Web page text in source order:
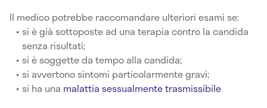
Il medico potrebbe raccomandare ulteriori esami se:
si è già sottoposte ad una terapia contro la candida
senza risultati;
si è soggette da tempo alla candida;
si avvertono sintomi particolarmente gravi;
si ha una malattia sessualmente trasmissibile